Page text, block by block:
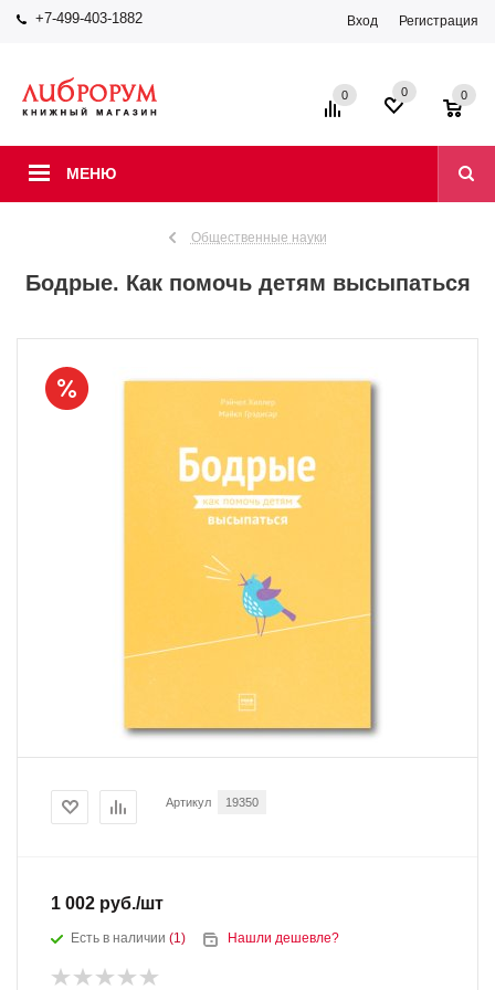
+7-499-403-1882 Вход Регистрация
МЕНЮ
0 0 0
Общественные науки
Бодрые. Как помочь детям высыпаться
Артикул 19350
1 002 руб./шт
Есть в наличии (1) Нашли дешевле?